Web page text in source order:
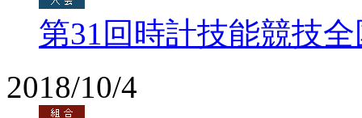
第31回時計技能競技
2018/10/4